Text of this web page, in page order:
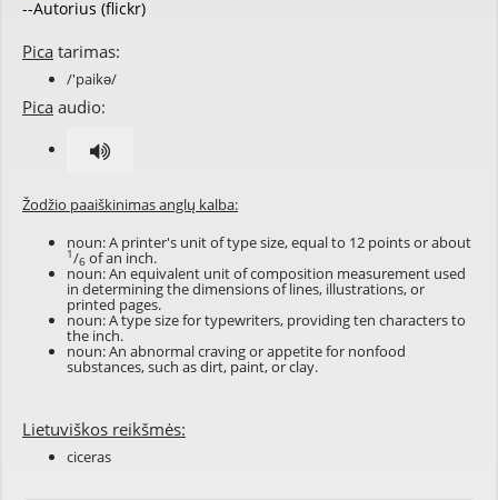
--Autorius (flickr)
Pica tarimas:
/'paikə/
Pica audio:
Žodžio paaiškinimas anglų kalba:
noun: A printer's unit of type size, equal to 12 points or about
1/6 of an inch.
noun: An equivalent unit of composition measurement used
in determining the dimensions of lines, illustrations, or
printed pages.
noun: A type size for typewriters, providing ten characters to
the inch.
noun: An abnormal craving or appetite for nonfood
substances, such as dirt, paint, or clay.
Lietuviškos reikšmės:
ciceras